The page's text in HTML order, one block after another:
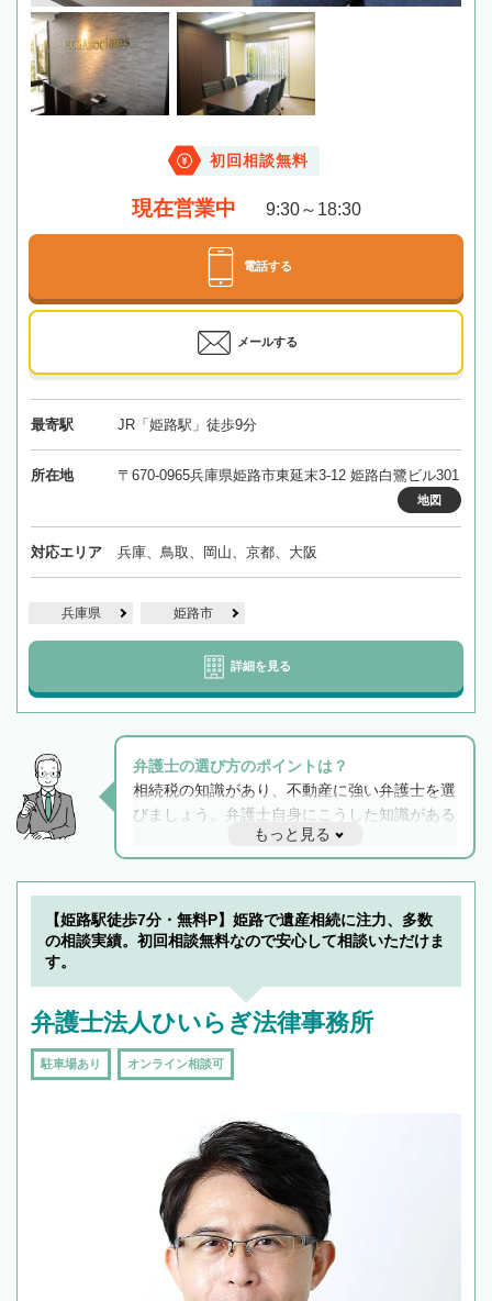
初回相談無料
現在営業中 9:30～18:30
電話する
メールする
最寄駅 JR「姫路駅」徒歩9分
所在地 〒670-0965兵庫県姫路市東延末3-12 姫路白鷺ビル301
地図
対応エリア 兵庫、鳥取、岡山、京都、大阪
兵庫県 姫路市
詳細を見る
弁護士の選び方のポイントは？
相続税の知識があり、不動産に強い弁護士を選
びましょう。弁護士自身にこうした知識がある
と他士業との連携もスムーズに進み、トラブル
解決のみならず相続をトータルで任せることが
できます。また、相続は感情がからむ分野なの
でフィーリングも重要です。実際に電話や面談
で複数の弁護士と会話をしてウマが合う方に依
もっと見る
【姫路駅徒歩7分・無料P】姫路で遺産相続に注力、多数
の相談実績。初回相談無料なので安心して相談いただけま
す。
弁護士法人ひいらぎ法律事務所
駐車場あり オンライン相談可